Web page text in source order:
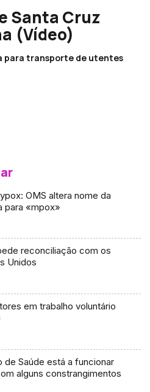
Santa Cruz
(Vídeo)
para transporte de utentes
OMS altera nome da
para «mpox»
reconciliação com os
Unidos
em trabalho voluntário
de Saúde está a funcionar
alguns constrangimentos